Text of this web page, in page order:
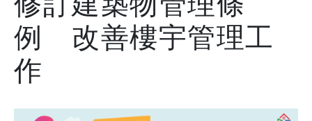
例 改善樓宇管理工
作